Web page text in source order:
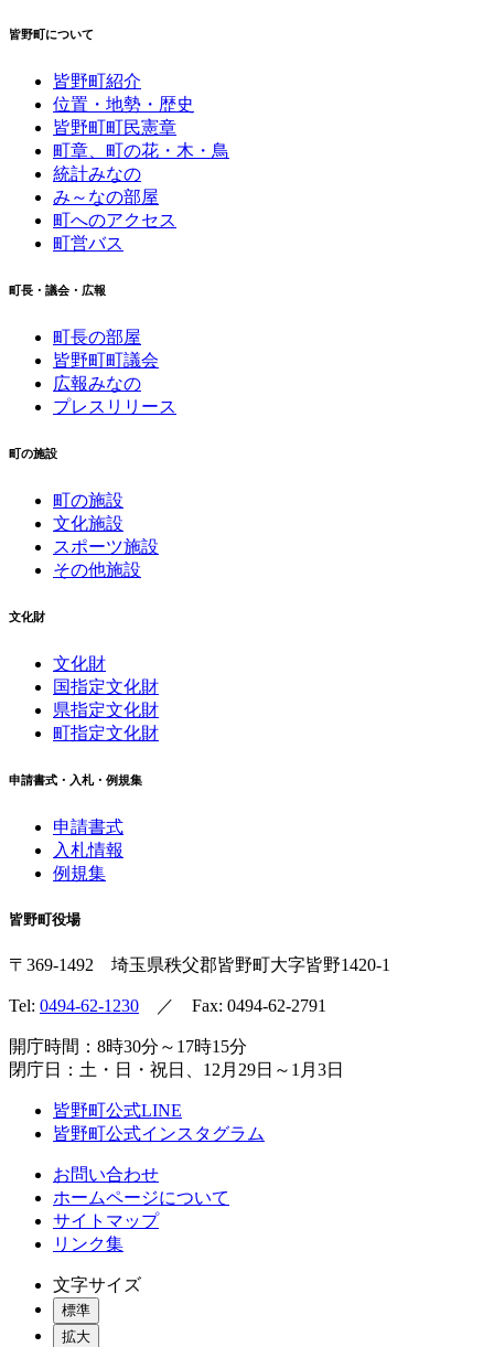
皆野町について
皆野町紹介
位置・地勢・歴史
皆野町町民憲章
町章、町の花・木・鳥
統計みなの
み～なの部屋
町へのアクセス
町営バス
町長・議会・広報
町長の部屋
皆野町町議会
広報みなの
プレスリリース
町の施設
町の施設
文化施設
スポーツ施設
その他施設
文化財
文化財
国指定文化財
県指定文化財
町指定文化財
申請書式・入札・例規集
申請書式
入札情報
例規集
皆野町役場
〒369-1492 埼玉県秩父郡皆野町 大字皆野1420-1
Tel: 0494-62-1230 ／ Fax: 0494-62-2791
開庁時間：8時30分～17時15分
閉庁日：土・日・祝日、12月29日～1月3日
皆野町公式LINE
皆野町公式インスタグラム
お問い合わせ
ホームページについて
サイトマップ
リンク集
文字サイズ
標準
拡大